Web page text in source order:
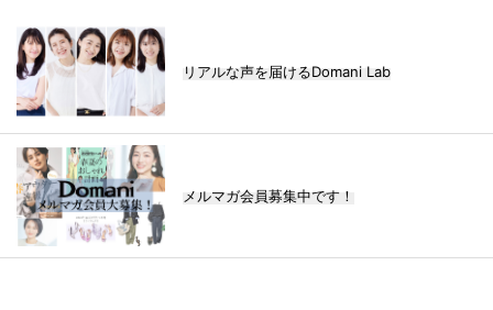
リアルな声を届けるDomani Lab
メルマガ会員募集中です！